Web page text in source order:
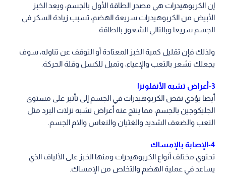
إن الكربوهيدرات هي مصدر الطاقة الأول بالجسم، ويعد الخبز
الأبيض من الكربوهيدرات سريعة الهضم، تسبب زيادة السكر في
الجسم سريعا وبالتالي الشعور بالطاقة.
ولذلك فإن تقليل كمية الخبز المعتادة أو التوقف عن تناوله، سوف
يجعلك تشعر بالتعب والإعياء، وتميل للكسل وقلة الحركة.
3-أعراض تشبه الأنفلونزا
أيضا يؤدي نقص الكربوهيدرات في الجسم إلى تأثير على مستوى
الجليكوجين بالجسم، مما ينتج عنه أعراض تشبه نزلات البرد مثل
التعب والضعف الشديد والغثيان والنعاس والام الجسم.
4-الإصابة بالإمساك
تحتوي مختلف أنواع الكربوهيدرات ومنها الخبز على الألياف الذي
يساعد في عملية الهضم والتخلص من الإمساك.